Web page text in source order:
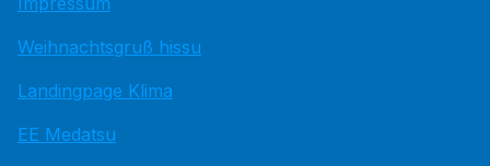
Weihnachtsgruß hissu
Landingpage Klima
EE Medatsu